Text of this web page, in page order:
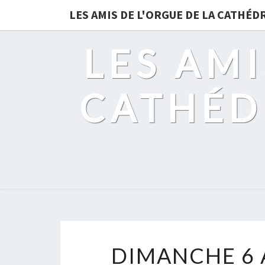
LES AMIS DE L'ORGUE DE LA
LES
DIMANCHE 6